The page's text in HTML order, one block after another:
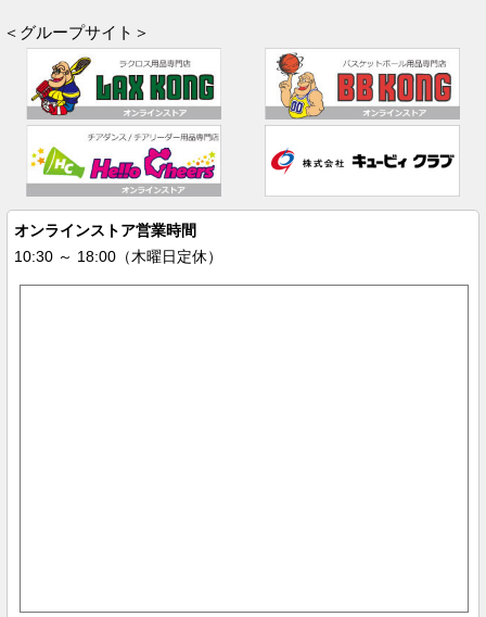
＜グループサイト＞
オンラインストア営業時間
10:30 ～ 18:00（木曜日定休）